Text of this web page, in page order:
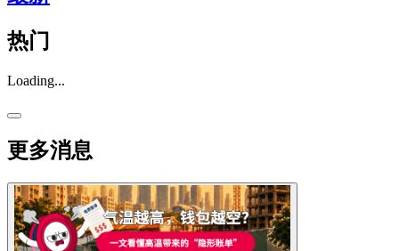
热门
Loading...
更多消息